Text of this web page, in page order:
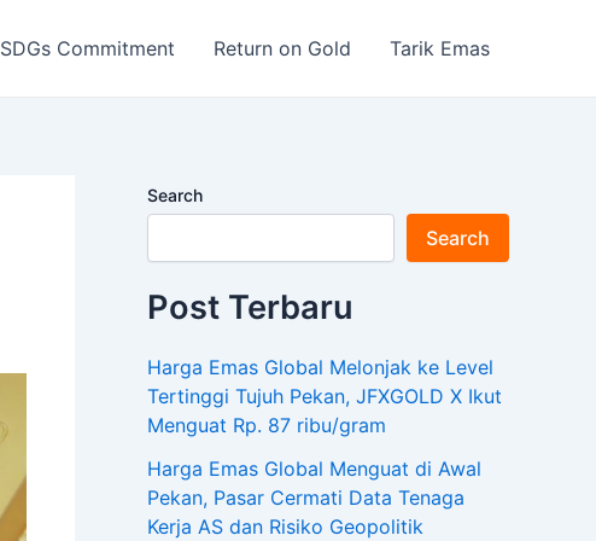
SDGs Commitment Return on Gold Tarik Emas
Search
Search
Post Terbaru
Harga Emas Global Melonjak ke Level
Tertinggi Tujuh Pekan, JFXGOLD X Ikut
Menguat Rp. 87 ribu/gram
Harga Emas Global Menguat di Awal
Pekan, Pasar Cermati Data Tenaga
Kerja AS dan Risiko Geopolitik